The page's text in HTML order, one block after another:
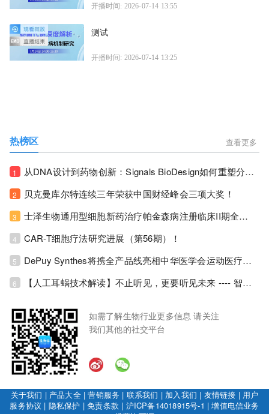
开播时间: 2026-07-14 13:55
测试
开播时间: 2026-07-14 13:25
热榜区 查看更多
1 从DNA设计到药物创新：Signals BioDesign如何重塑分子生物学研发生态！
2 贝克曼库尔特连续三年荣获中国财经峰会三项大奖！
3 士泽生物通用型细胞新药治疗帕金森病注册临床II期全部入组完成！
4 CAR-T细胞疗法研究进展（第56期）！
5 DePuy Synthes将携全产品线亮相中华医学会运动医疗分会大会，加码布局中国运动医学创新赛道！
6 【人工耳蜗技术解读】不止听见，更要听见未来 ---- 智能耳蜗，开启人工耳蜗技术新纪元！
如需了解生物行业更多信息 请关注
我们其他的社交平台
关于我们 | 产品大全|营销服务 | 联系我们 | 加入我们 | 友情链接 | 用户
服务协议 | 隐私保护 |免责条款 | 沪ICP备14018915号-1 |增值电信业务